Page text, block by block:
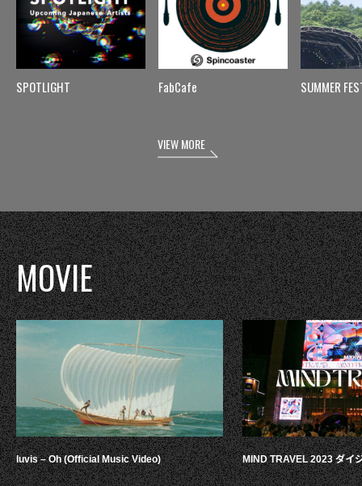
SPOTLIGHT FabCafe SUMMER
VIEW MORE
MOVIE
luvis – Oh (Official Music Video) MIND TRAVEL 2023 ダイ